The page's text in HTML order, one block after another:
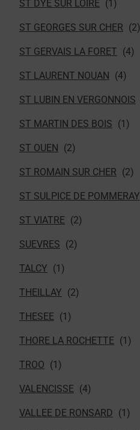
ST DYE SUR LOIRE
ST GEORGES SUR CHER
ST GERVAIS LA FORET
ST LAURENT NOUAN
ST LUBIN EN VERGONNOIS
ST MARTIN DES BOIS
ST OUEN
ST ROMAIN SUR CHER
ST SULPICE DE POMMERAY
ST VIATRE
SUEVRES
TALCY
THEILLAY
THESEE
THORE LA ROCHETTE
TROO
VALENCISSE
VALLEE DE RONSARD